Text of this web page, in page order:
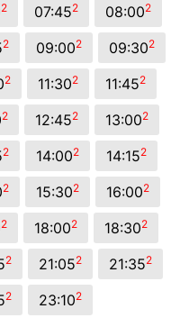
2 07:452 08:002
2 09:002 09:302
2 11:302 11:452
2 12:452 13:002
2 14:002 14:152
2 15:302 16:002
2 18:002 18:302
2 21:052 21:352
2 23:102